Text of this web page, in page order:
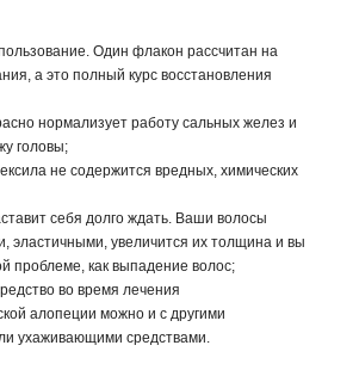
Один флакон рассчитан на
а это полный курс восстановления
нормализует работу сальных желез и
головы;
не содержится вредных, химических
себя долго ждать. Ваши волосы
эластичными, увеличится их толщина и вы
проблеме, как выпадение волос;
во время лечения
алопеции можно и с другими
ухаживающими средствами.